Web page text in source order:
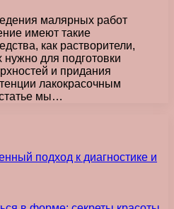
малярных работ
имеют такие
как растворители,
для подготовки
и придания
лакокрасочным
мы…
подход к диагностике и